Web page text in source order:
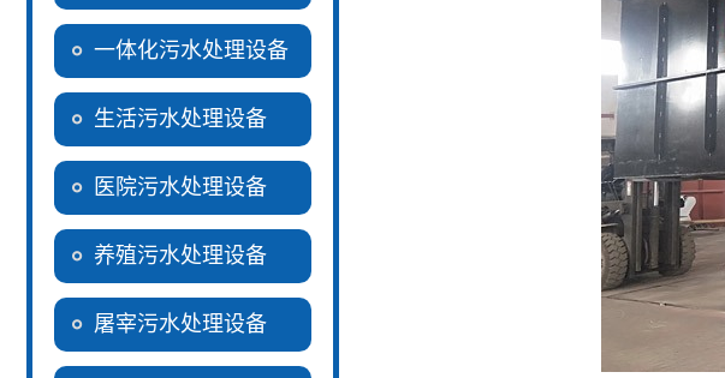
一体化污水处理设备
生活污水处理设备
医院污水处理设备
养殖污水处理设备
屠宰污水处理设备